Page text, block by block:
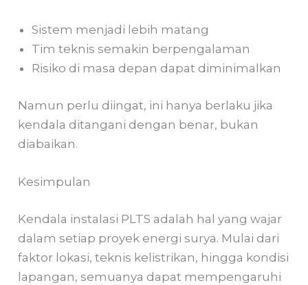
Sistem menjadi lebih matang
Tim teknis semakin berpengalaman
Risiko di masa depan dapat diminimalkan
Namun perlu diingat, ini hanya berlaku jika
kendala ditangani dengan benar, bukan
diabaikan.
Kesimpulan
Kendala instalasi PLTS adalah hal yang wajar
dalam setiap proyek energi surya. Mulai dari
faktor lokasi, teknis kelistrikan, hingga kondisi
lapangan, semuanya dapat mempengaruhi